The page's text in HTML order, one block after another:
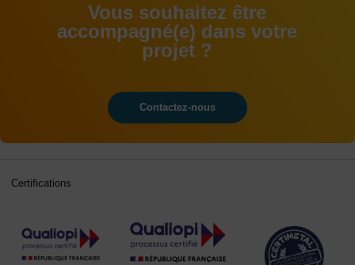
Vous souhaitez être
accompagné(e) dans votre
projet ?
Contactez-nous
Certifications